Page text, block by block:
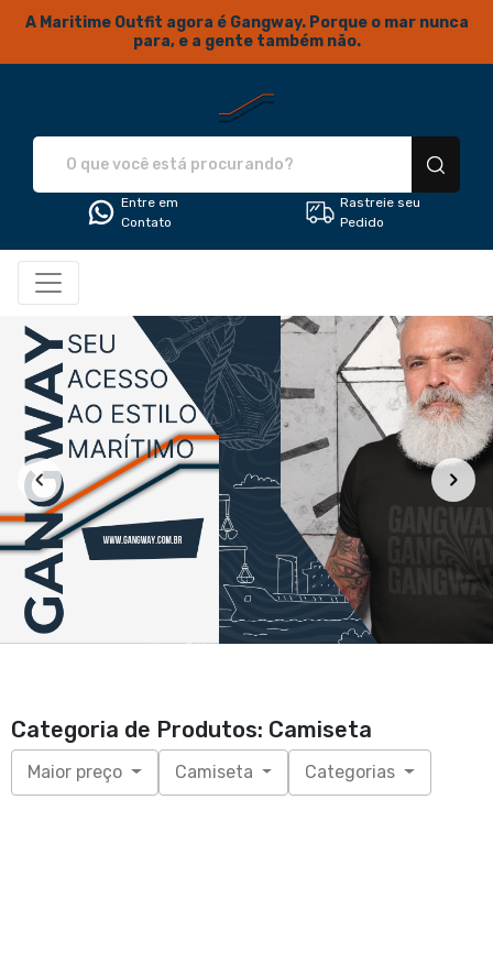
A Maritime Outfit agora é Gangway. Porque o mar nunca
para, e a gente também não.
Gangway... Seu acesso ao
Entre em
Contato
Rastreie seu
Pedido
Categoria de Produtos: Camiseta
Maior preço Camiseta Categorias